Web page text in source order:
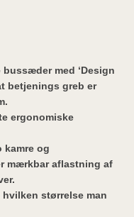
med ‘Design
betjenings greb er
ergonomiske
og
mærkbar aflastning af
hvilken størrelse man